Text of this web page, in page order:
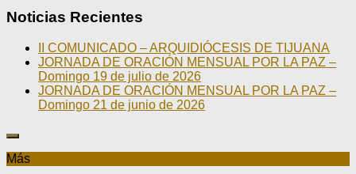
Noticias Recientes
II COMUNICADO – ARQUIDIÓCESIS DE TIJUANA
JORNADA DE ORACIÓN MENSUAL POR LA PAZ –
Domingo 19 de julio de 2026
JORNADA DE ORACIÓN MENSUAL POR LA PAZ –
Domingo 21 de junio de 2026
Más